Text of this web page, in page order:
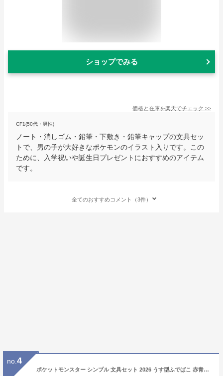
ショップでみる
価格と在庫を楽天でチェック >>
CF1(50代・男性)
ノート・消しゴム・鉛筆・下敷き・鉛筆キャップの文具セッ
トで、男の子が大好きなポケモンのイラスト入りです。この
ために、入学祝いや誕生日プレゼントにおすすめのアイテム
です。
全てのおすすめコメント（3件）
no. 4
ポケットモンスター シンプル 文具セット 2026 うす型ふでばこ 赤青鉛筆入り ブラック 黒 ポケモン 528 ショウワノート ピカチュウ 新入学 新学期 文房具 プレゼント ギフト 入学祝 小学生 おすすめ えんぴつ